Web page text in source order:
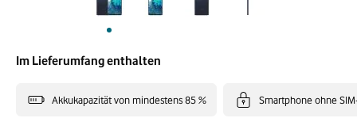
Im Lieferumfang enthalten
Akkukapazität von mindestens 85 % Smartphone ohne